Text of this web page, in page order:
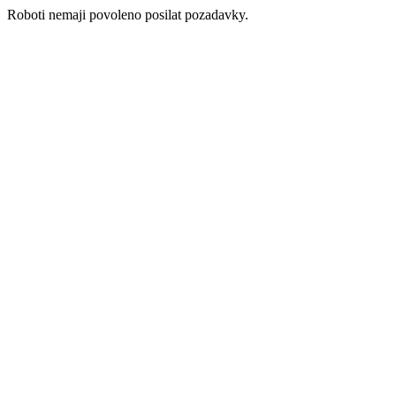
Roboti nemaji povoleno posilat pozadavky.